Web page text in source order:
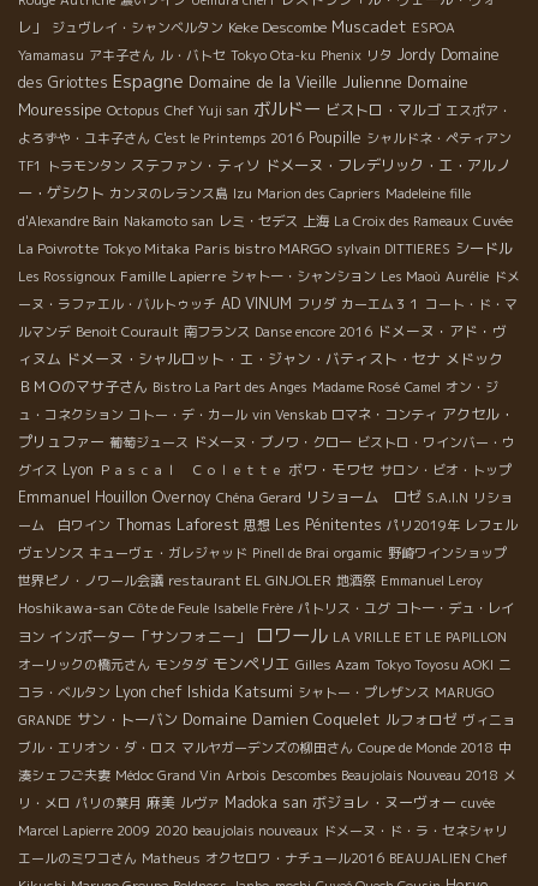
レ」
ジュヴレイ・シャンベルタン Keke Descombe Muscadet ESPOA
Yamamasu アキ子さん ル・バトセ Tokyo Ota-ku Phenix リタ Jordy Domaine
des Griottes Espagne Domaine de la Vieille Julienne Domaine
Mouressipe Octopus Chef Yuji san ボルドー ビストロ・マルゴ エスポア・
よろずや・ユキ子さん C'est le Printemps 2016 Poupille シャルドネ・ペティアン
TF1
トラモンタン ステファン・ティソ ドメーヌ・フレデリック・エ・アルノ
ー・ゲシクト カンヌのレランス島 Izu Marion des Capriers Madeleine fille
d'Alexandre Bain Nakamoto san レミ・セデス 上海 La Croix des Rameaux Cuvée
La Poivrotte Tokyo Mitaka Paris bistro MARGO sylvain DITTIERES シードル
Les Rossignoux Famille Lapierre シャトー・シャンション Les Maoù Aurélie ドメ
ーヌ・ラファエル・バルトゥッチ AD VINUM フリダ カーエム３１ コート・ド・マ
ルマンデ Benoit Courault 南フランス Danse encore 2016 ドメーヌ・アド・ヴ
ィヌム ドメーヌ・シャルロット・エ・ジャン・バティスト・セナ メドック
ＢＭＯのマサ子さん Bistro La Part des Anges Madame Rosé Camel オン・ジ
ュ・コネクション コトー・デ・カール vin Venskab ロマネ・コンティ アクセル・
プリュファー 葡萄ジュース ドメーヌ・ブノワ・クロー ビストロ・ワインバー・ウ
グイス Lyon Ｐａｓｃａｌ Ｃｏｌｅｔｔｅ ボワ・モワセ サロン・ビオ・トップ
Emmanuel Houillon Overnoy Chéna Gerard リショーム ロゼ S.A.I.N リショ
ーム 白ワイン Thomas Laforest 思想 Les Pénitentes パリ2019年 レフェル
ヴェソンス キューヴェ・ガレジャッド Pinell de Brai orgamic 野崎ワインショップ
世界ピノ・ノワール会議 restaurant EL GINJOLER 地酒祭 Emmanuel Leroy
Hoshikawa-san Côte de Feule Isabelle Frère パトリス・ユグ コトー・デュ・レイ
ヨン インポーター「サンフォニー」 ロワール LA VRILLE ET LE PAPILLON
オーリックの橋元さん モンタダ モンペリエ Gilles Azam Tokyo Toyosu AOKI ニ
コラ・ベルタン Lyon chef Ishida Katsumi シャトー・プレザンス MARUGO
GRANDE サン・トーバン Domaine Damien Coquelet ルフォロゼ ヴィニョ
ブル・エリオン・ダ・ロス マルヤガーデンズの柳田さん Coupe de Monde 2018 中
湊シェフご夫妻 Médoc Grand Vin Arbois Descombes Beaujolais Nouveau 2018 メ
リ・メロ パリの葉月 麻美 ルヴァ Madoka san ボジョレ・ヌーヴォー cuvée
Marcel Lapierre 2009 2020 beaujolais nouveaux ドメーヌ・ド・ラ・セネシャリ
エールのミワコさん Matheus オクセロワ・ナチュール2016 BEAUJALIEN Chef